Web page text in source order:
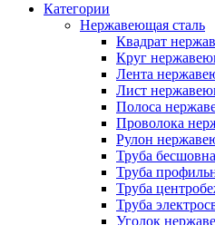
Категории
Нержавеющая сталь
Квадрат
Круг
Лента
Лист
Полоса
Проволока
Рулон
Труба
Труба
Труба
Труба
Уголок